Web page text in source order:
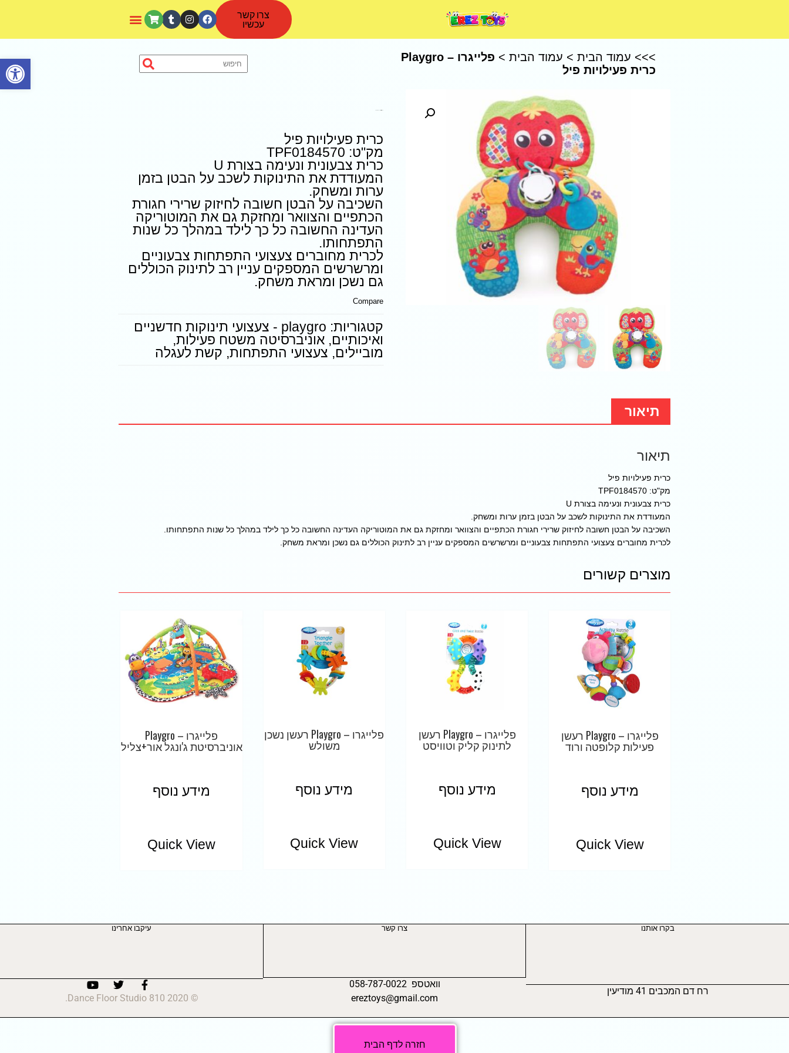
פתח סרגל נגישות
צרו קשר
עכשיו
>>> עמוד הבית > עמוד הבית >
פלייגרו – Playgro
כרית פעילויות פיל
כרית פעילויות פיל
מק"ט: TPF0184570
כרית צבעונית ונעימה בצורת U
המעודדת את התינוקות לשכב על הבטן בזמן
ערות ומשחק.
השכיבה על הבטן חשובה לחיזוק שרירי חגורת
הכתפיים והצוואר ומחזקת גם את המוטוריקה
העדינה החשובה כל כך לילד במהלך כל שנות
התפתחותו.
לכרית מחוברים צעצועי התפתחות צבעוניים
ומרשרשים המספקים עניין רב לתינוק הכוללים
גם נשכן ומראת משחק.
Compare
קטגוריות:
playgro - צעצועי תינוקות חדשניים
ואיכותיים, אוניברסיטה משטח פעילות,
מוביילים, צעצועי התפתחות, קשת לעגלה
תיאור
תיאור
כרית פעילויות פיל
מק"ט: TPF0184570
כרית צבעונית ונעימה בצורת U
המעודדת את התינוקות לשכב על הבטן בזמן ערות ומשחק.
השכיבה על הבטן חשובה לחיזוק שרירי חגורת הכתפיים והצוואר ומחזקת גם את המוטוריקה העדינה החשובה כל כך לילד במהלך כל שנות התפתחותו.
לכרית מחוברים צעצועי התפתחות צבעוניים ומרשרשים המספקים עניין רב לתינוק הכוללים גם נשכן ומראת משחק.
מוצרים קשורים
פלייגרו – Playgro רעשן
פעילות קלופטה ורוד
מידע נוסף
Quick View
פלייגרו – Playgro רעשן
לתינוק קליק וטוויסט
מידע נוסף
Quick View
פלייגרו – Playgro רעשן נשכן
משולש
מידע נוסף
Quick View
פלייגרו – Playgro
אוניברסיטת ג'ונגל אור+צליל
מידע נוסף
Quick View
בקרו אותנו
רח דם המכבים 41 מודיעין
צרו קשר
וואטספ 058-787-0022
ereztoys@gmail.com
עיקבו אחרינו
© 2020 810 Dance Floor Studio.
חזרה לדף הבית